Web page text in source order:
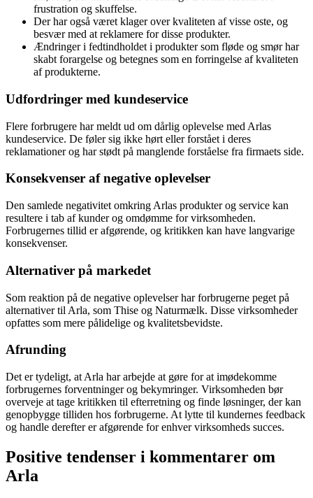
frustration og skuffelse.
Der har også været klager over kvaliteten af visse oste, og
besvær med at reklamere for disse produkter.
Ændringer i fedtindholdet i produkter som fløde og smør har
skabt forargelse og betegnes som en forringelse af kvaliteten
af produkterne.
Udfordringer med kundeservice
Flere forbrugere har meldt ud om dårlig oplevelse med Arlas
kundeservice. De føler sig ikke hørt eller forstået i deres
reklamationer og har stødt på manglende forståelse fra firmaets side.
Konsekvenser af negative oplevelser
Den samlede negativitet omkring Arlas produkter og service kan
resultere i tab af kunder og omdømme for virksomheden.
Forbrugernes tillid er afgørende, og kritikken kan have langvarige
konsekvenser.
Alternativer på markedet
Som reaktion på de negative oplevelser har forbrugerne peget på
alternativer til Arla, som Thise og Naturmælk. Disse virksomheder
opfattes som mere pålidelige og kvalitetsbevidste.
Afrunding
Det er tydeligt, at Arla har arbejde at gøre for at imødekomme
forbrugernes forventninger og bekymringer. Virksomheden bør
overveje at tage kritikken til efterretning og finde løsninger, der kan
genopbygge tilliden hos forbrugerne. At lytte til kundernes feedback
og handle derefter er afgørende for enhver virksomheds succes.
Positive tendenser i kommentarer om
Arla